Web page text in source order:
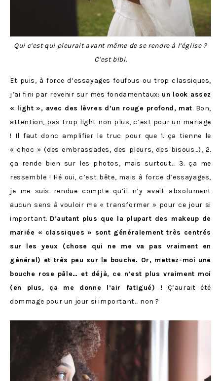
Qui c’est qui pleurait avant même de se rendre à l’église ?
C’est bibi.
Et puis, à force d’essayages foufous ou trop classiques,
j’ai fini par revenir sur mes fondamentaux: un look assez
« light », avec des lèvres d’un rouge profond, mat. Bon,
attention, pas trop light non plus, c’est pour un mariage
! Il faut donc amplifier le truc pour que 1. ça tienne le
« choc » (des embrassades, des pleurs, des bisous…), 2.
ça rende bien sur les photos, mais surtout… 3. ça me
ressemble ! Hé oui, c’est bête, mais à force d’essayages,
je me suis rendue compte qu’il n’y avait absolument
aucun sens à vouloir me « transformer » pour ce jour si
important. D’autant plus que la plupart des makeup de
mariée « classiques » sont généralement très centrés
sur les yeux (chose qui ne me va pas vraiment en
général) et très peu sur la bouche. Or, mettez-moi une
bouche rose pâle… et déjà, ce n’est plus vraiment moi
(en plus, ça me donne l’air fatigué) !
Ç’aurait été
dommage pour un jour si important… non ?